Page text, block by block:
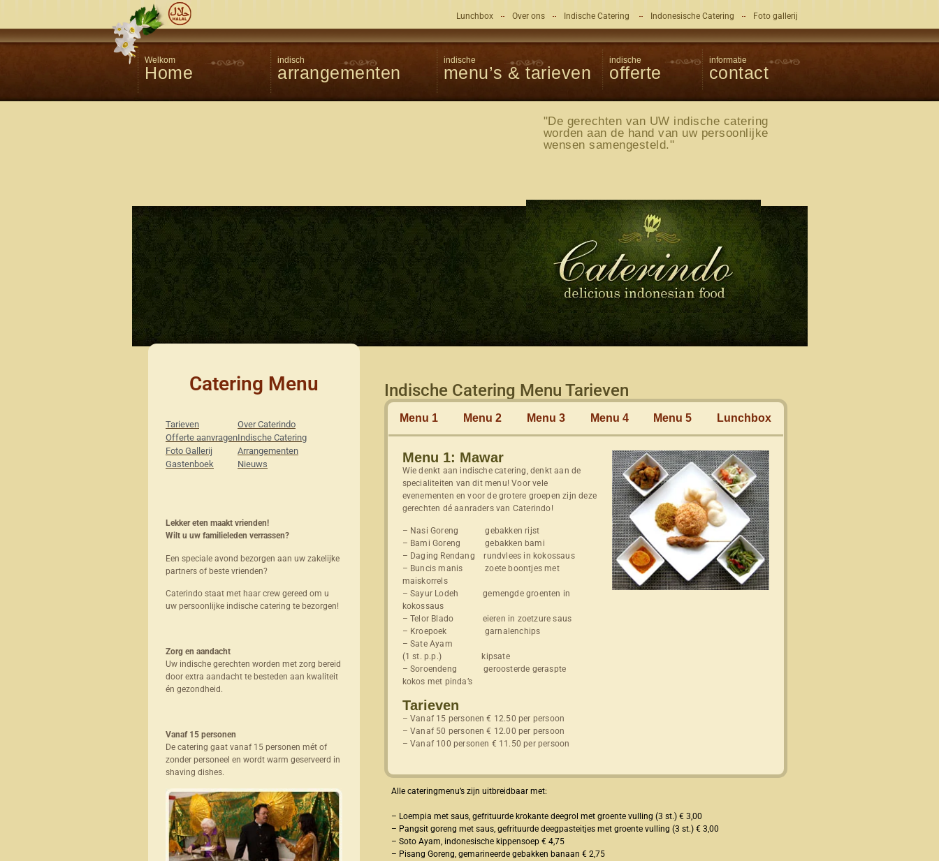
Lunchbox Over ons Indische Catering Indonesische Catering Foto gallerij
Welkom
Home
indisch
arrangementen
indische
menu’s & tarieven
indische
offerte
informatie
contact
"De gerechten van UW indische catering
worden aan de hand van uw persoonlijke
wensen samengesteld."
Catering Menu
Tarieven
Offerte aanvragen
Foto Gallerij
Gastenboek
Over Caterindo
Indische Catering
Arrangementen
Nieuws
Lekker eten maakt vrienden!
Wilt u uw familieleden verrassen?
Een speciale avond bezorgen aan uw zakelijke
partners of beste vrienden?
Caterindo staat met haar crew gereed om u
uw persoonlijke indische catering te bezorgen!
Zorg en aandacht
Uw indische gerechten worden met zorg bereid
door extra aandacht te besteden aan kwaliteit
én gezondheid.
Vanaf 15 personen
De catering gaat vanaf 15 personen mét of
zonder personeel en wordt warm geserveerd in
shaving dishes.
Indische Catering Menu Tarieven
Menu 1 Menu 2 Menu 3 Menu 4 Menu 5 Lunchbox
Menu 1: Mawar
Wie denkt aan indische catering, denkt aan de
specialiteiten van dit menu! Voor vele
evenementen en voor de grotere groepen zijn deze
gerechten dé aanraders van Caterindo!
– Nasi Goreng gebakken rijst
– Bami Goreng gebakken bami
– Daging Rendang rundvlees in kokossaus
– Buncis manis zoete boontjes met
maiskorrels
– Sayur Lodeh gemengde groenten in
kokossaus
– Telor Blado eieren in zoetzure saus
– Kroepoek garnalenchips
– Sate Ayam
(1 st. p.p.) kipsate
– Soroendeng geroosterde geraspte
kokos met pinda’s
Tarieven
– Vanaf 15 personen € 12.50 per persoon
– Vanaf 50 personen € 12.00 per persoon
– Vanaf 100 personen € 11.50 per persoon
Alle cateringmenu’s zijn uitbreidbaar met:
– Loempia met saus, gefrituurde krokante deegrol met groente vulling (3 st.) € 3,00
– Pangsit goreng met saus, gefrituurde deegpasteitjes met groente vulling (3 st.) € 3,00
– Soto Ayam, indonesische kippensoep € 4,75
– Pisang Goreng, gemarineerde gebakken banaan € 2,75